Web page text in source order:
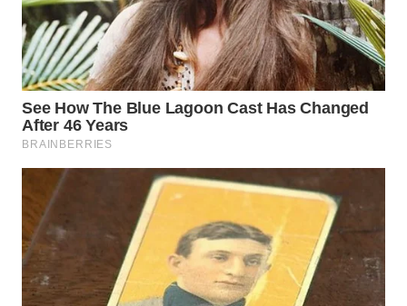
WN
NTB
WN
SULTENG
WN
WN
BABEL
SUMBAR